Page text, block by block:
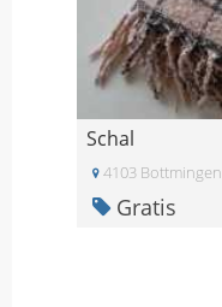
Schal
4103 Bottmingen
Gratis